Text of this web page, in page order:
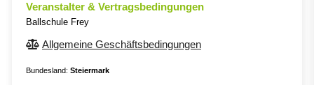
Veranstalter & Vertragsbedingungen
Ballschule Frey
Allgemeine Geschäftsbedingungen
Bundesland: Steiermark